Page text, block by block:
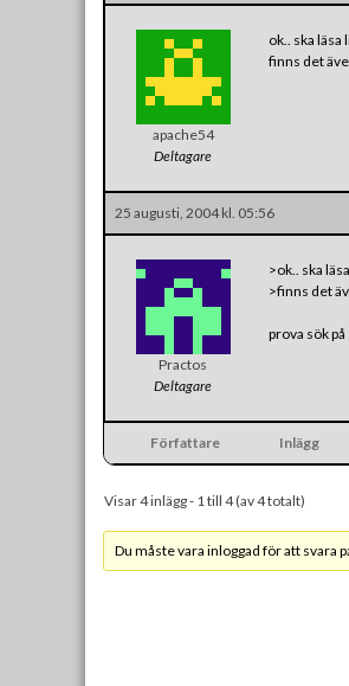
apache54
Deltagare
ok.. ska läsa
finns det
25 augusti, 2004 kl. 05:56
Practos
Deltagare
>ok.. ska
>finns det
prova sök
Författare Inlägg
Visar 4 inlägg - 1 till 4 (av 4 totalt)
Du måste vara inloggad för att svara